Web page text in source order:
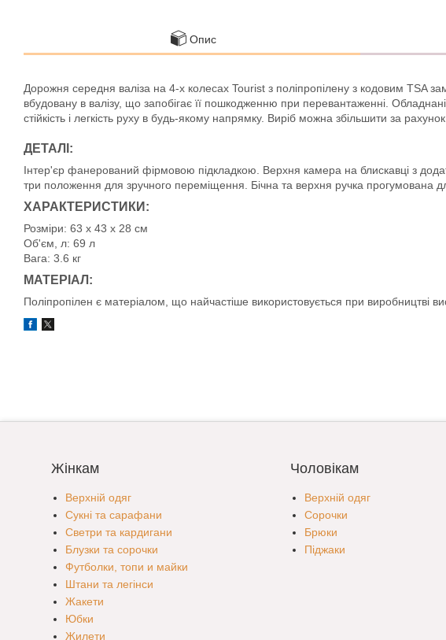
Опис
Дорожня середня валіза на 4-х колесах Tourist з поліпропілену з кодовим TSA
вбудовану в валізу, що запобігає її пошкодженню при перевантаженні.
стійкість і легкість руху в будь-якому напрямку. Виріб можна збільшити за рахунок
ДЕТАЛІ:
Інтер'єр фанерований фірмовою підкладкою. Верхня камера на блискавці з
три положення для зручного переміщення. Бічна та верхня ручка прогумована
ХАРАКТЕРИСТИКИ:
Розміри: 63 х 43 х 28 см
Об'єм, л: 69 л
Вага: 3.6 кг
МАТЕРІАЛ:
Поліпропілен є матеріалом, що найчастіше використовується при виробництві
Жінкам
Верхній одяг
Сукні та сарафани
Светри та кардигани
Блузки та сорочки
Футболки, топи и майки
Штани та легінси
Жакети
Юбки
Жилети
Чоловікам
Верхній одяг
Сорочки
Брюки
Піджаки